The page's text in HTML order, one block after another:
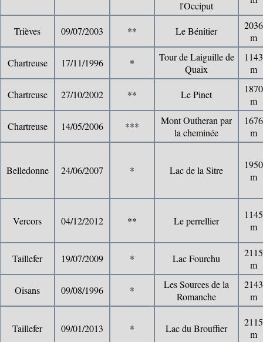
l'Occiput
Trièves 09/07/2003 ** Le Bénitier
2036
m
Chartreuse 17/11/1996 *
Tour de Laiguille de
Quaix
1143
m
Chartreuse 27/10/2002 ** Le Pinet
1870
m
Chartreuse 14/05/2006 ***
Mont Outheran par
la cheminée
1676
m
Belledonne 24/06/2007 * Lac de la Sitre
1950
m
Vercors 04/12/2012 ** Le perrellier
1145
m
Taillefer 19/07/2009 * Lac Fourchu
2115
m
Oisans 09/08/1996 *
Les Sources de la
Romanche
2143
m
Taillefer 09/01/2013 * Lac du Brouffier
2115
m